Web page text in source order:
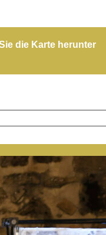
die Karte herunter